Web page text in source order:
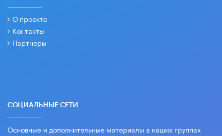
О проекте
Контакты
Партнеры
СОЦИАЛЬНЫЕ СЕТИ
Основные и дополнительные материалы в наших группах